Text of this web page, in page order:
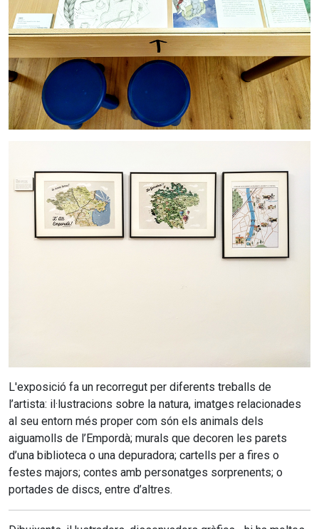
L'exposició fa un recorregut per diferents treballs de
l’artista: il·lustracions sobre la natura, imatges relacionades
al seu entorn més proper com són els animals dels
aiguamolls de l’Empordà; murals que decoren les parets
d’una biblioteca o una depuradora; cartells per a fires o
festes majors; contes amb personatges sorprenents; o
portades de discs, entre d’altres.